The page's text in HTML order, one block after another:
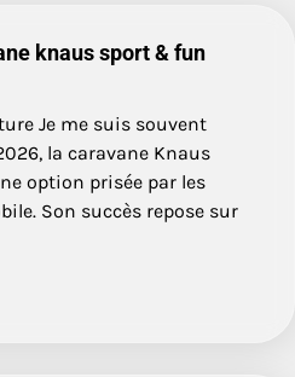
knaus sport & fun
Je me suis souvent
la caravane Knaus
option prisée par les
Son succès repose sur